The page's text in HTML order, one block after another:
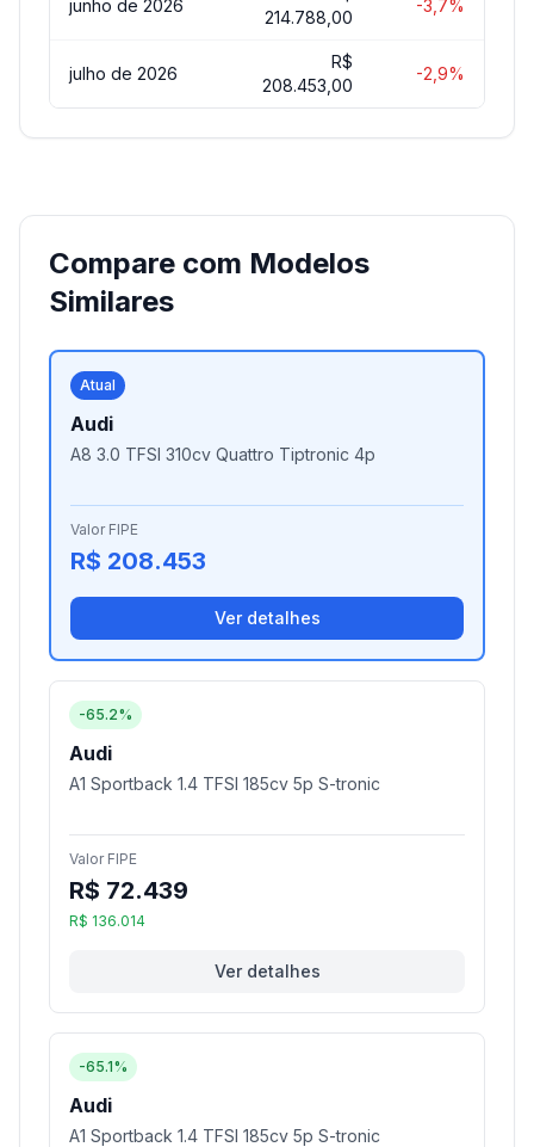
junho de 2026
214.788,00
-3,7%
julho de 2026
R$
208.453,00
-2,9%
Compare com Modelos
Similares
Atual
Audi
A8 3.0 TFSI 310cv Quattro Tiptronic 4p
Valor FIPE
R$ 208.453
Ver detalhes
-65.2%
Audi
A1 Sportback 1.4 TFSI 185cv 5p S-tronic
Valor FIPE
R$ 72.439
R$ 136.014
Ver detalhes
-65.1%
Audi
A1 Sportback 1.4 TFSI 185cv 5p S-tronic